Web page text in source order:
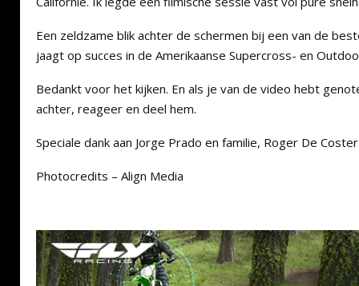
Een zeldzame blik achter de schermen bij een van de
jaagt op succes in de Amerikaanse Supercross- en
Bedankt voor het kijken. En als je van de video hebt
achter, reageer en deel hem.
Speciale dank aan Jorge Prado en familie, Roger De Coster
Photocredits – Align Media